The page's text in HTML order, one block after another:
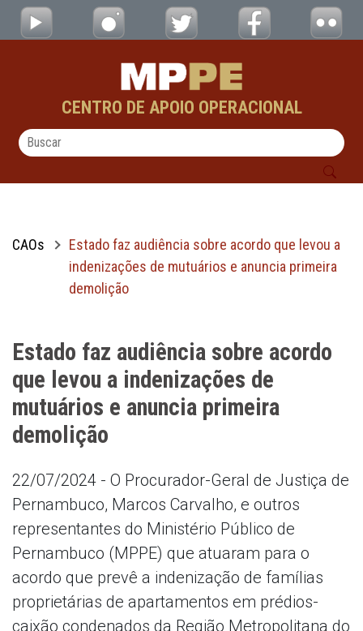
Pular para o Conteúdo principal
Estado faz audiência sobre acordo que
CENTRO DE APOIO OPERACIONAL
CAOs
Estado faz audiência sobre acordo que levou a
indenizações de mutuários e anuncia primeira
demolição
Estado faz audiência sobre acordo
que levou a indenizações de
mutuários e anuncia primeira
demolição
22/07/2024 - O Procurador-Geral de Justiça de
Pernambuco, Marcos Carvalho, e outros
representantes do Ministério Público de
Pernambuco (MPPE) que atuaram para o
acordo que prevê a indenização de famílias
proprietárias de apartamentos em prédios-
caixão condenados da Região Metropolitana do